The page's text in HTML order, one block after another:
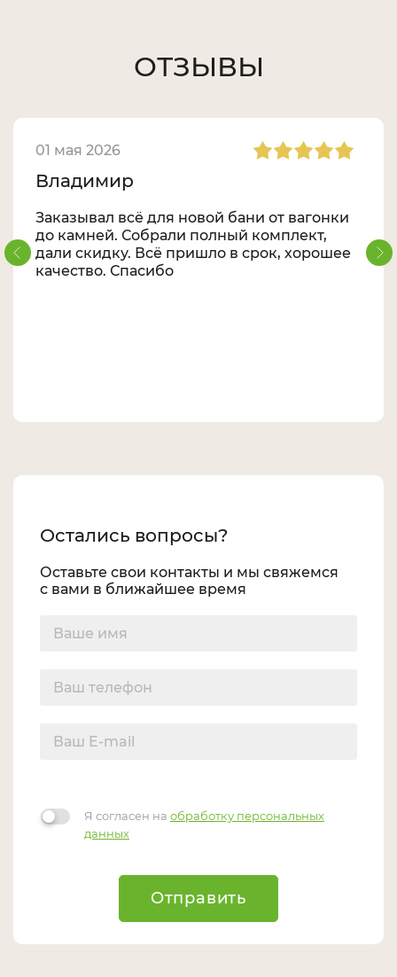
ОТЗЫВЫ
01 мая 2026
Владимир
Заказывал всё для новой бани от вагонки
до камней. Собрали полный комплект,
дали скидку. Всё пришло в срок, хорошее
качество. Спасибо
Остались вопросы?
Оставьте свои контакты и мы свяжемся
с вами в ближайшее время
Я согласен на обработку персональных
данных
Отправить